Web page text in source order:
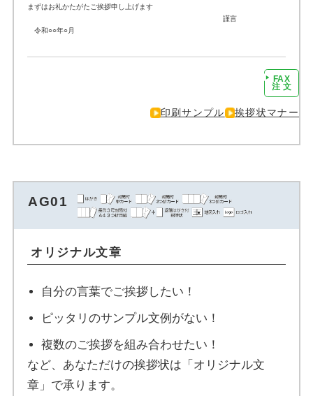
まずはお礼かたがたご挨拶申し上げます
謹言
令和○○年○月
FAX
注 文
印刷サンプル 挨拶状マナー
AG01
オリジナル文章
自分の言葉でご挨拶したい！
ピッタリのサンプル文例がない！
複数のご挨拶を組み合わせたい！
など、あなただけの挨拶状は「オリジナル文
章」で承ります。